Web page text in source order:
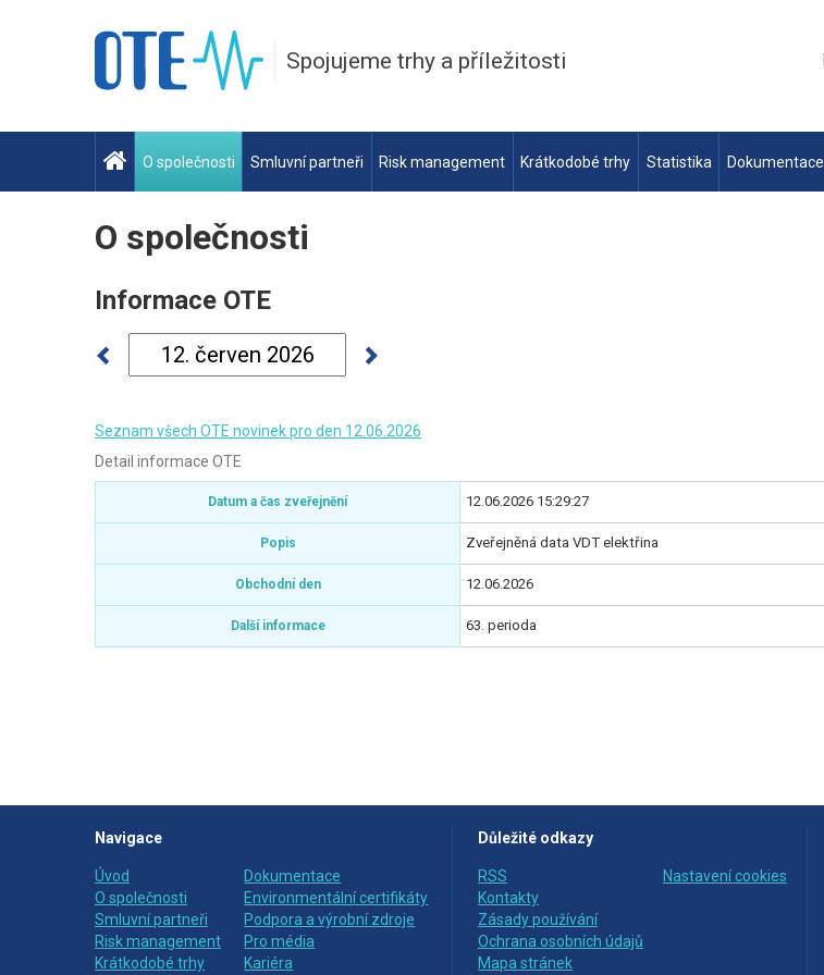
Spojujeme trhy a příležitosti
O společnosti Smluvní partneři Risk management Krátkodobé trhy Statistika Dokumentace
O společnosti
Informace OTE
Seznam všech OTE novinek pro den 12.06.2026
Detail informace OTE
Datum a čas zveřejnění 12.06.2026 15:29:27
Popis Zveřejněná data VDT elektřina
Obchodní den 12.06.2026
Další informace 63. perioda
Navigace
Úvod
O společnosti
Smluvní partneři
Risk management
Krátkodobé trhy
Dokumentace
Environmentální certifikáty
Podpora a výrobní zdroje
Pro média
Kariéra
Důležité odkazy
RSS
Kontakty
Zásady používání
Ochrana osobních údajů
Mapa stránek
Nastavení cookies